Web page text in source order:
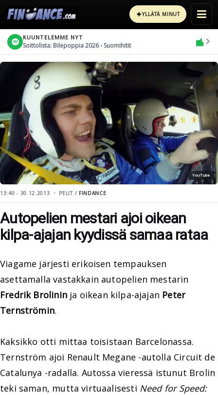
✦YLLÄTÄ MINUT
KUUNTELEMME NYT
Soittolista: Bilepoppia 2026 - Suomihitit
YouTube
13:40 - 30.12.2013 PELIT / FINDANCE
Autopelien mestari ajoi oikean
kilpa-ajajan kyydissä samaa rataa
Viagame järjesti erikoisen tempauksen
asettamalla vastakkain autopelien mestarin
Fredrik Brolininja oikean kilpa-ajajan Peter
Ternströmin.
Kaksikko otti mittaa toisistaan Barcelonassa.
Ternström ajoi Renault Megane -autolla Circuit de
Catalunya -radalla. Autossa vieressä istunut Brolin
teki saman, mutta virtuaalisesti Need for Speed: